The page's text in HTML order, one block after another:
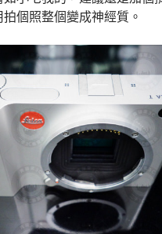
個照整個變成神經質。